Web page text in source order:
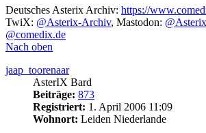
Deutsches Asterix Archiv: https://
TwiX: @Asterix-Archiv, Mastodon:
@comedix.de
Nach oben
jaap_toorenaar
AsterIX Bard
Beiträge: 873
Registriert: 1. April 2006 11:09
Wohnort: Leiden Niederlande